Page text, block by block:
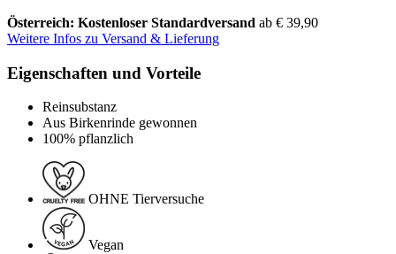
Österreich: Kostenloser Standardversand ab € 39,90
Weitere Infos zu Versand & Lieferung
Eigenschaften und Vorteile
Reinsubstanz
Aus Birkenrinde gewonnen
100% pflanzlich
OHNE Tierversuche
Vegan